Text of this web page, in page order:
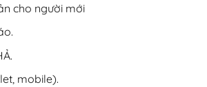
cho người mới
mobile).